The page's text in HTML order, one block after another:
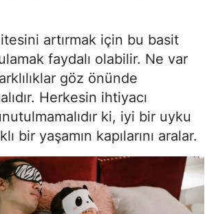
Nevşehir
Niğde
Ordu
Rize
Samsun
Siirt
artırmak için bu basit
faydalı olabilir. Ne var
göz önünde
Herkesin ihtiyacı
ki, iyi bir uyku
bir yaşamın kapılarını aralar.